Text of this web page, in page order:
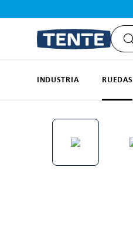
INDUSTRIA RUEDAS
Omitir galería de imágenes